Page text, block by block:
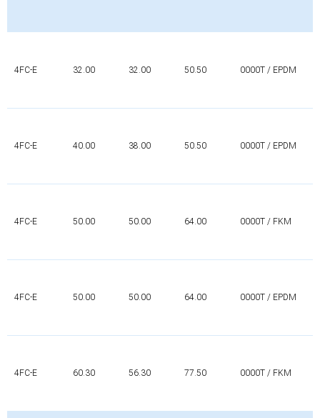
4FC-E 32.00 32.00 50.50 0000T / EPDM
4FC-E 40.00 38.00 50.50 0000T / EPDM
4FC-E 50.00 50.00 64.00 0000T / FKM
4FC-E 50.00 50.00 64.00 0000T / EPDM
4FC-E 60.30 56.30 77.50 0000T / FKM